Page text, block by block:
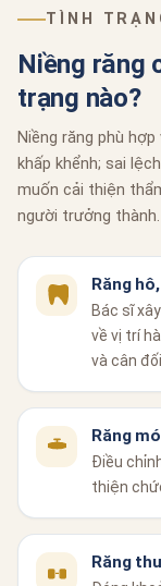
TÌNH
Niềng răng
trạng nào?
Niềng răng phù
khấp khểnh; sai
muốn cải thiện
người trưởng thành.
Răng
Bác sĩ
về vị trí
và cân
Răng
Điều
thiện
Răng